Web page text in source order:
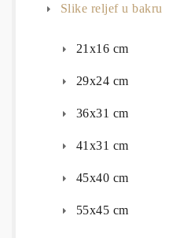
Slike reljef u bakru
21x16 cm
29x24 cm
36x31 cm
41x31 cm
45x40 cm
55x45 cm